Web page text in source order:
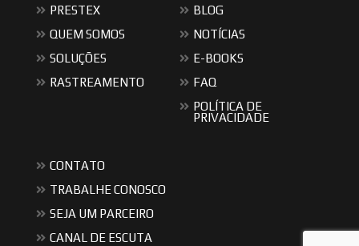
PRESTEX
QUEM SOMOS
SOLUÇÕES
RASTREAMENTO
BLOG
NOTÍCIAS
E-BOOKS
FAQ
POLÍTICA DE
PRIVACIDADE
CONTATO
TRABALHE CONOSCO
SEJA UM PARCEIRO
CANAL DE ESCUTA